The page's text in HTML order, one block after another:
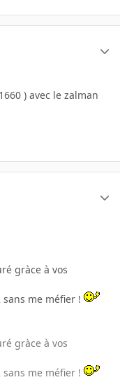
) avec le zalman
gràce à vos
me méfier !
gràce à vos
me méfier !